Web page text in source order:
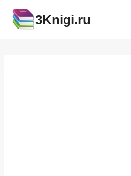
содержимому
3Knigi.ru